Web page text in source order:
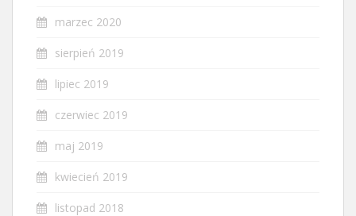
marzec 2020
sierpień 2019
lipiec 2019
czerwiec 2019
maj 2019
kwiecień 2019
listopad 2018